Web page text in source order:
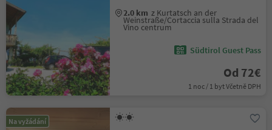
2.0 km z Kurtatsch an der
Weinstraße/Cortaccia sulla Strada del
Vino centrum
Südtirol Guest Pass
Od 72€
1 noc / 1 byt Včetně DPH
Na vyžádání